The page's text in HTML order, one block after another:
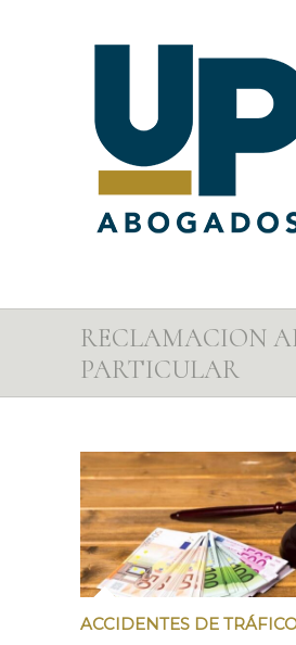
RECLAMACION
PARTICULAR
ACCIDENTES DE